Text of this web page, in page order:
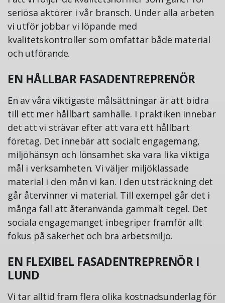
seriösa aktörer i vår bransch. Under alla arbeten
vi utför jobbar vi löpande med
kvalitetskontroller som omfattar både material
och utförande.
EN HÅLLBAR FASADENTREPRENÖR
En av våra viktigaste målsättningar är att bidra
till ett mer hållbart samhälle. I praktiken innebär
det att vi strävar efter att vara ett hållbart
företag. Det innebär att socialt engagemang,
miljöhänsyn och lönsamhet ska vara lika viktiga
mål i verksamheten. Vi väljer miljöklassade
material i den mån vi kan. I den utsträckning det
går återvinner vi material. Till exempel går det i
många fall att återanvända gammalt tegel. Det
sociala engagemanget inbegriper framför allt
fokus på säkerhet och bra arbetsmiljö.
EN FLEXIBEL FASADENTREPRENÖR I
LUND
Vi tar alltid fram flera olika kostnadsunderlag för